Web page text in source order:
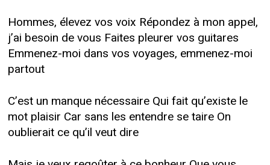
Hommes, élevez vos voix Répondez à mon appel,
j’ai besoin de vous Faites pleurer vos guitares
Emmenez-moi dans vos voyages, emmenez-moi
partout
C’est un manque nécessaire Qui fait qu’existe le
mot plaisir Car sans les entendre se taire On
oublierait ce qu’il veut dire